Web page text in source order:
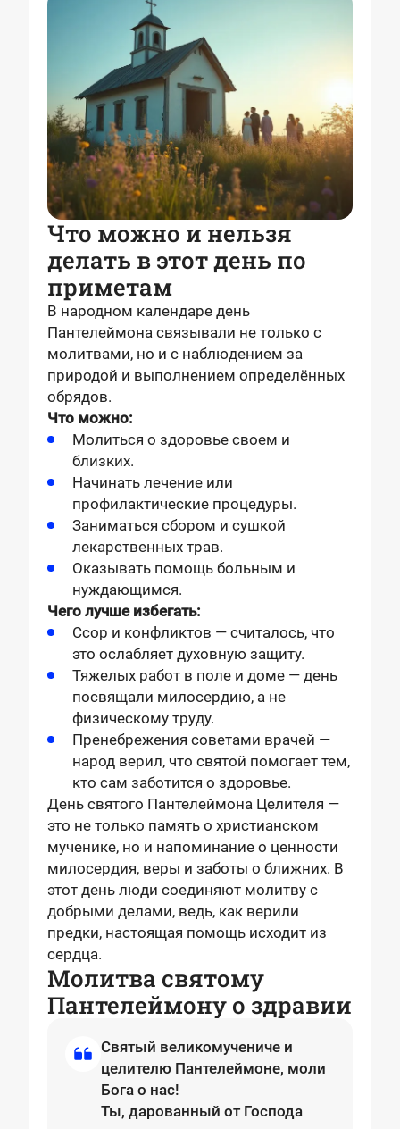
Что можно и нельзя
делать в этот день по
приметам
В народном календаре день
Пантелеймона связывали не только с
молитвами, но и с наблюдением за
природой и выполнением определённых
обрядов.
Что можно:
Молиться о здоровье своем и
близких.
Начинать лечение или
профилактические процедуры.
Заниматься сбором и сушкой
лекарственных трав.
Оказывать помощь больным и
нуждающимся.
Чего лучше избегать:
Ссор и конфликтов — считалось, что
это ослабляет духовную защиту.
Тяжелых работ в поле и доме — день
посвящали милосердию, а не
физическому труду.
Пренебрежения советами врачей —
народ верил, что святой помогает тем,
кто сам заботится о здоровье.
День святого Пантелеймона Целителя —
это не только память о христианском
мученике, но и напоминание о ценности
милосердия, веры и заботы о ближних. В
этот день люди соединяют молитву с
добрыми делами, ведь, как верили
предки, настоящая помощь исходит из
сердца.
Молитва святому
Пантелеймону о здравии
Святый великомучениче и
целителю Пантелеймоне, моли
Бога о нас!
Ты, дарованный от Господа